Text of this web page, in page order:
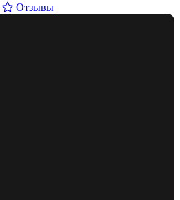
Отзывы